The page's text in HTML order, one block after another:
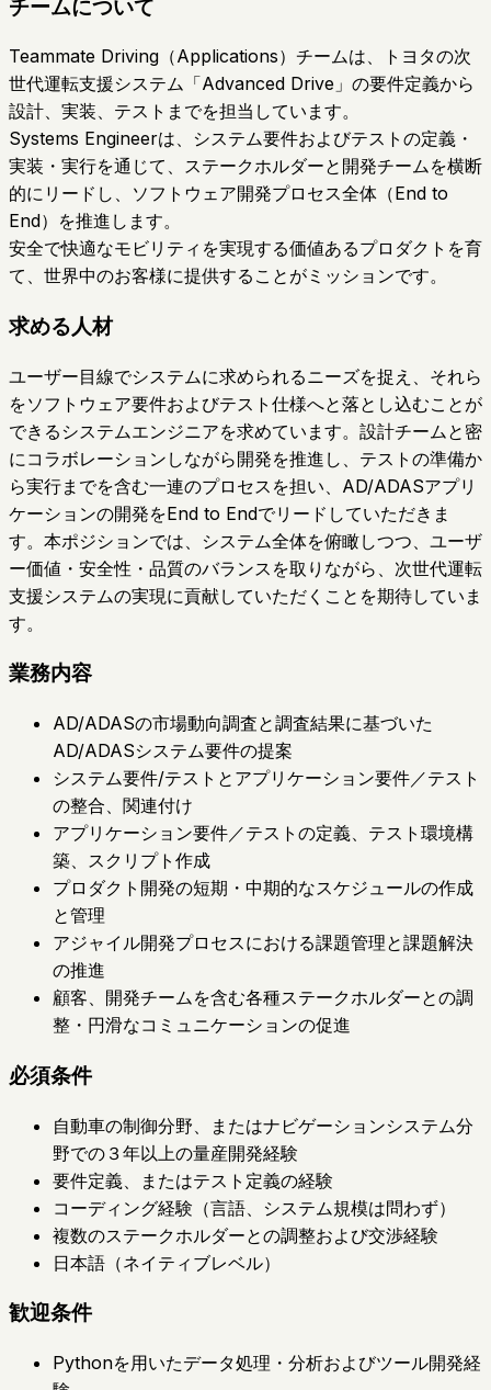
チームについて
Teammate Driving（Applications）チームは、トヨタの次
世代運転支援システム「Advanced Drive」の要件定義から
設計、実装、テストまでを担当しています。
Systems Engineerは、システム要件およびテストの定義・
実装・実行を通じて、ステークホルダーと開発チームを横断
的にリードし、ソフトウェア開発プロセス全体（End to
End）を推進します。
安全で快適なモビリティを実現する価値あるプロダクトを育
て、世界中のお客様に提供することがミッションです。
求める人材
ユーザー目線でシステムに求められるニーズを捉え、それら
をソフトウェア要件およびテスト仕様へと落とし込むことが
できるシステムエンジニアを求めています。設計チームと密
にコラボレーションしながら開発を推進し、テストの準備か
ら実行までを含む一連のプロセスを担い、AD/ADASアプリ
ケーションの開発をEnd to Endでリードしていただきま
す。本ポジションでは、システム全体を俯瞰しつつ、ユーザ
ー価値・安全性・品質のバランスを取りながら、次世代運転
支援システムの実現に貢献していただくことを期待していま
す。
業務内容
AD/ADASの市場動向調査と調査結果に基づいた
AD/ADASシステム要件の提案
システム要件/テストとアプリケーション要件／テスト
の整合、関連付け
アプリケーション要件／テストの定義、テスト環境構
築、スクリプト作成
プロダクト開発の短期・中期的なスケジュールの作成
と管理
アジャイル開発プロセスにおける課題管理と課題解決
の推進
顧客、開発チームを含む各種ステークホルダーとの調
整・円滑なコミュニケーションの促進
必須条件
自動車の制御分野、またはナビゲーションシステム分
野での３年以上の量産開発経験
要件定義、またはテスト定義の経験
コーディング経験（言語、システム規模は問わず）
複数のステークホルダーとの調整および交渉経験
日本語（ネイティブレベル）
歓迎条件
Pythonを用いたデータ処理・分析およびツール開発経